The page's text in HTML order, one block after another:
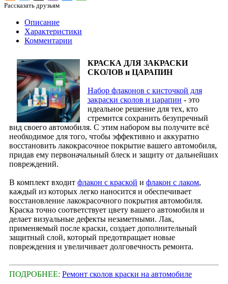
Рассказать друзьям
Описание
Характеристики
Комментарии
КРАСКА ДЛЯ ЗАКРАСКИ
СКОЛОВ и ЦАРАПИН
Набор флаконов с кисточкой для
закраски сколов и царапин - это
идеальное решение для тех, кто
стремится сохранить безупречный
вид своего автомобиля. С этим набором вы получите всё
необходимое для того, чтобы эффективно и аккуратно
восстановить лакокрасочное покрытие вашего автомобиля,
придав ему первоначальный блеск и защиту от дальнейших
повреждений.
В комплект входит флакон с краской и флакон с лаком,
каждый из которых легко наносится и обеспечивает
восстановление лакокрасочного покрытия автомобиля.
Краска точно соответствует цвету вашего автомобиля и
делает визуальные дефекты незаметными. Лак,
применяемый после краски, создает дополнительный
защитный слой, который предотвращает новые
повреждения и увеличивает долговечность ремонта.
ПОДРОБНЕЕ: Ремонт сколов краски на автомобиле